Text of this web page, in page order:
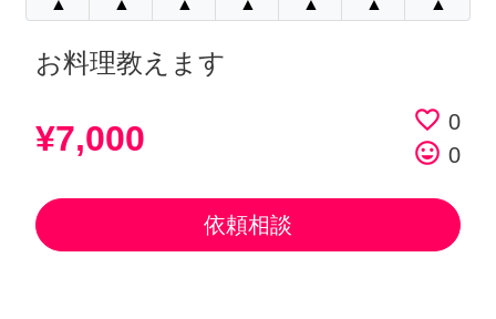
▲ ▲ ▲ ▲ ▲ ▲ ▲
お料理教えます
¥7,000 favorite_border 0
tag_faces 0
依頼相談